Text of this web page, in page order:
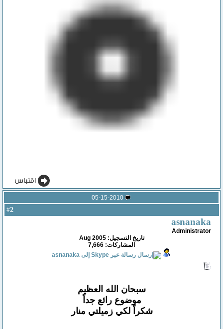
05-15-2010
2
asnanaka
Administrator
تاريخ التسجيل: Aug 2005
المشاركات: 7,666
سبحان الله العظيم
موضوع رائع جداً
شكراً لكي زميلتي منار